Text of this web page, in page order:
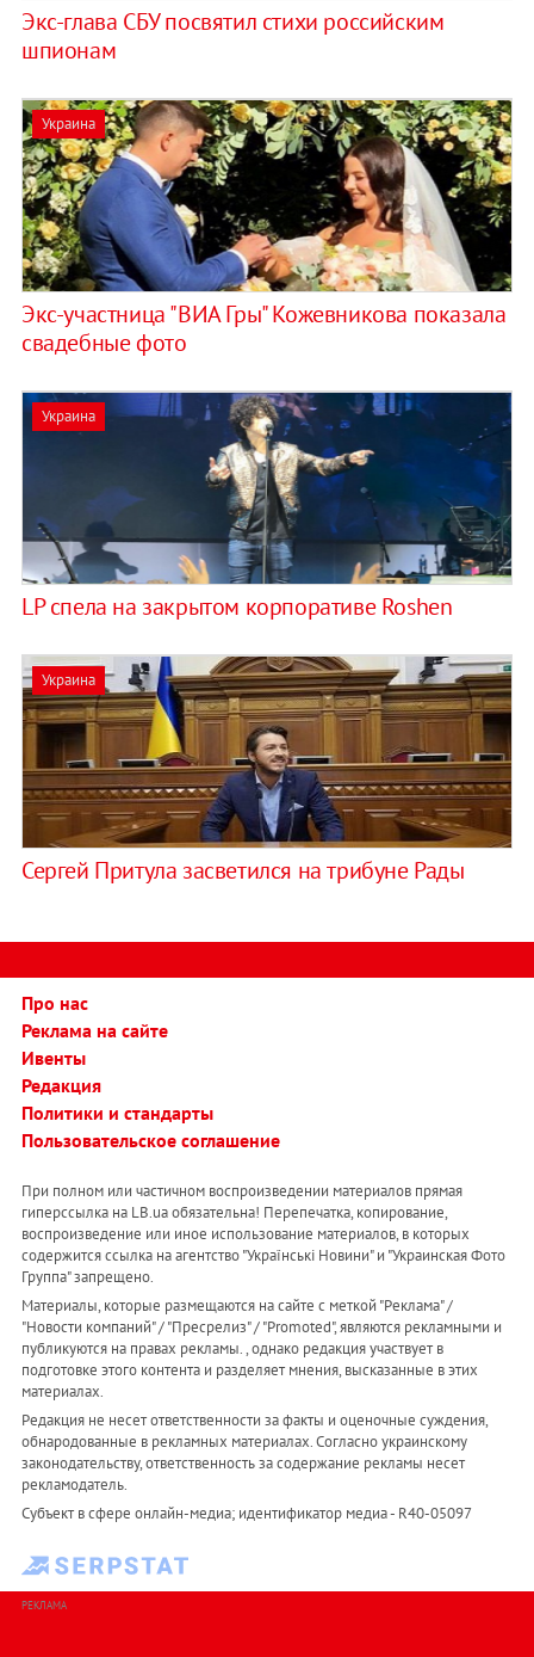
Экс-глава СБУ посвятил стихи российским
шпионам
Украина
Экс-участница "ВИА Гры" Кожевникова показала
свадебные фото
Украина
LP спела на закрытом корпоративе Roshen
Украина
Сергей Притула засветился на трибуне Рады
Про нас
Реклама на сайте
Ивенты
Редакция
Политики и стандарты
Пользовательское соглашение
При полном или частичном воспроизведении материалов прямая
гиперссылка на LB.ua обязательна! Перепечатка, копирование,
воспроизведение или иное использование материалов, в которых
содержится ссылка на агентство "Українськi Новини" и "Украинская Фото
Группа" запрещено.
Материалы, которые размещаются на сайте с меткой "Реклама" /
"Новости компаний" / "Пресрелиз" / "Promoted", являются рекламными и
публикуются на правах рекламы. , однако редакция участвует в
подготовке этого контента и разделяет мнения, высказанные в этих
материалах.
Редакция не несет ответственности за факты и оценочные суждения,
обнародованные в рекламных материалах. Согласно украинскому
законодательству, ответственность за содержание рекламы несет
рекламодатель.
Субъект в сфере онлайн-медиа; идентификатор медиа - R40-05097
РЕКЛАМА